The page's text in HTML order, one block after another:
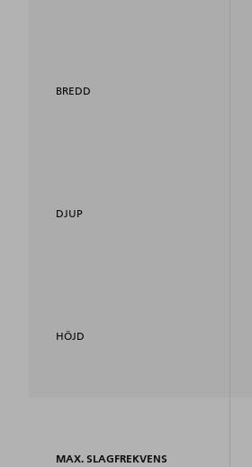
BREDD
DJUP
HÖJD
MAX. SLAGFREKVENS